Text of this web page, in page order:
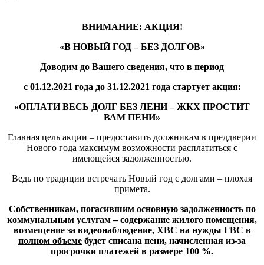
ВНИМАНИЕ: АКЦИЯ!
«В НОВЫЙ ГОД – БЕЗ ДОЛГОВ»
Доводим до Вашего сведения, что в период
с 01.12.2021 года до 31.12.2021 года стартует акция:
«ОПЛАТИ ВЕСЬ ДОЛГ БЕЗ ЛЕНИ – ЖКХ ПРОСТИТ
ВАМ ПЕНИ»
Главная цель акции – предоставить должникам в преддверии
Нового года максимум возможности расплатиться с
имеющейся задолженностью.
Ведь по традиции встречать Новый год с долгами – плохая
примета.
Собственникам, погасившим основную задолженность по
коммунальным услугам – содержание жилого помещения,
возмещение за видеонаблюдение, ХВС на нужды ГВС в
полном объеме будет списана пени, начисленная из-за
просрочки платежей в размере 100 %.